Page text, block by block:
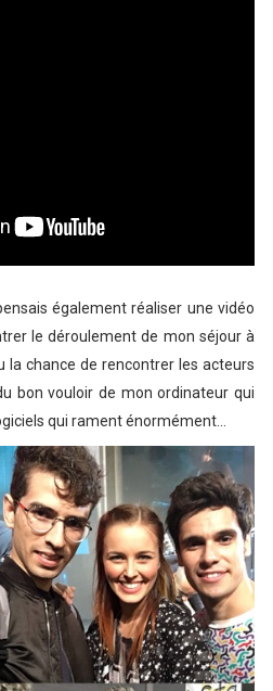
également réaliser une vidéo
le déroulement de mon séjour à
la chance de rencontrer les acteurs
bon vouloir de mon ordinateur qui
qui rament énormément...